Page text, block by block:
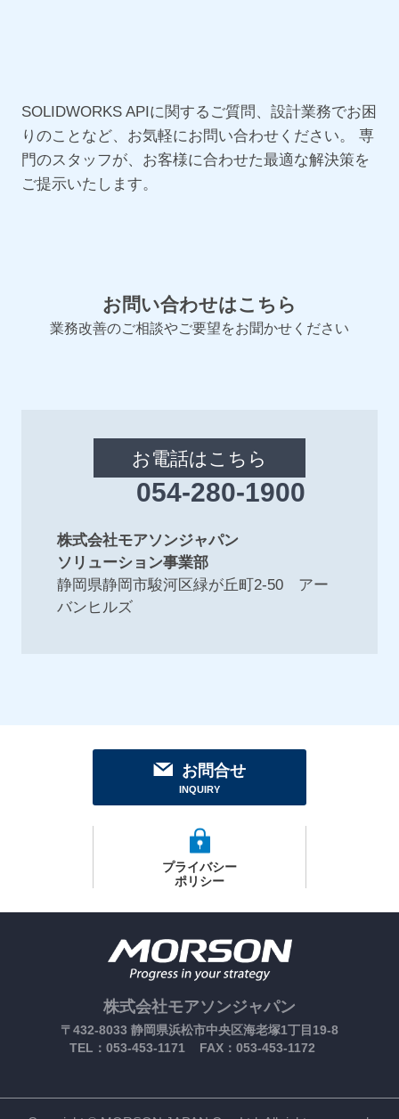
SOLIDWORKS APIに関するご質問、設計業務でお困
りのことなど、お気軽にお問い合わせください。 専
門のスタッフが、お客様に合わせた最適な解決策を
ご提示いたします。
お問い合わせはこちら
業務改善のご相談やご要望をお聞かせください
お電話はこちら
054-280-1900
株式会社モアソンジャパン
ソリューション事業部
静岡県静岡市駿河区緑が丘町2-50 アー
バンヒルズ
お問合せ
INQUIRY
プライバシー
ポリシー
株式会社モアソンジャパン
〒432-8033 静岡県浜松市中央区海老塚1丁目19-8
TEL：053-453-1171
FAX：053-453-1172